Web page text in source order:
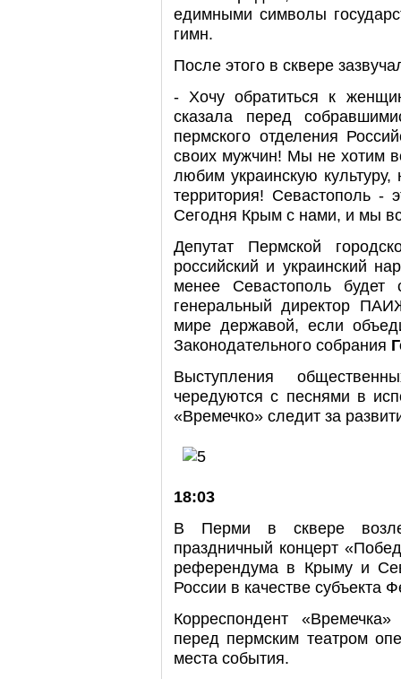
едимными символы
гимн.
После этого в сквере
- Хочу обратиться к
сказала перед
пермского отделения
своих мужчин! Мы не хотим
любим украинскую
территория! Севастополь -
Сегодня Крым с нами, и мы
Депутат Пермской
российский и украинский
менее Севастополь будет
генеральный директор
мире державой, если
Законодательного собрания
Выступления
чередуются с песнями в
«Времечко» следит за
18:03
В Перми в сквере возле
праздничный концерт
референдума в Крыму и
России в качестве субъекта
Корреспондент
перед пермским театром
места события.